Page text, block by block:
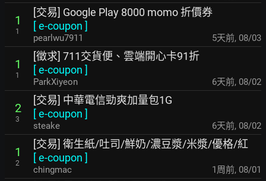
1
1
[交易] Google Play 8000 momo 折價券
[e-coupon ]
pearlwu7911 5天前, 08/03
1
1
[徵求] 711交貨便、雲端開心卡91折
[e-coupon ]
ParkXiyeon 6天前, 08/02
2
3
[交易] 中華電信勁爽加量包1G
[e-coupon ]
steake 6天前, 08/02
1
2
[交易] 衛生紙/吐司/鮮奶/濃豆漿/米漿/優格/紅
[e-coupon ]
chingmac 1周前, 08/01